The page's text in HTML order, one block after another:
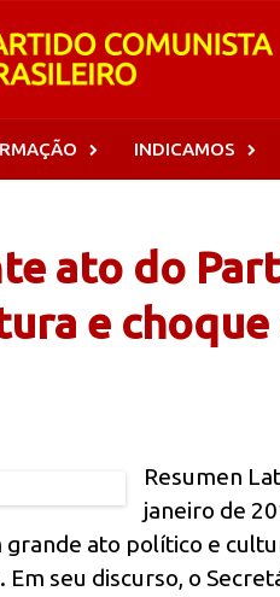
INDICAMOS
ato do
e
Resumen
janeiro de
ato político e
Em seu discurso, o